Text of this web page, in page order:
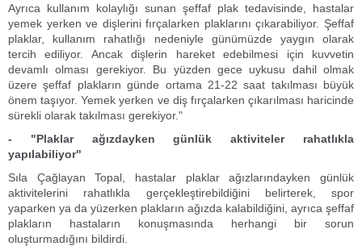
Ayrıca kullanım kolaylığı sunan şeffaf plak tedavisinde, hastalar
yemek yerken ve dişlerini fırçalarken plaklarını çıkarabiliyor. Şeffaf
plaklar, kullanım rahatlığı nedeniyle günümüzde yaygın olarak
tercih ediliyor. Ancak dişlerin hareket edebilmesi için kuvvetin
devamlı olması gerekiyor. Bu yüzden gece uykusu dahil olmak
üzere şeffaf plakların günde ortama 21-22 saat takılması büyük
önem taşıyor. Yemek yerken ve diş fırçalarken çıkarılması haricinde
sürekli olarak takılması gerekiyor."
- "Plaklar ağızdayken günlük aktiviteler rahatlıkla
yapılabiliyor"
Sıla Çağlayan Topal, hastalar plaklar ağızlarındayken günlük
aktivitelerini rahatlıkla gerçekleştirebildiğini belirterek, spor
yaparken ya da yüzerken plakların ağızda kalabildiğini, ayrıca şeffaf
plakların hastaların konuşmasında herhangi bir sorun
oluşturmadığını bildirdi.